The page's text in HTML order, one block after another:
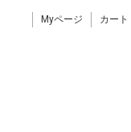
Myページ カート